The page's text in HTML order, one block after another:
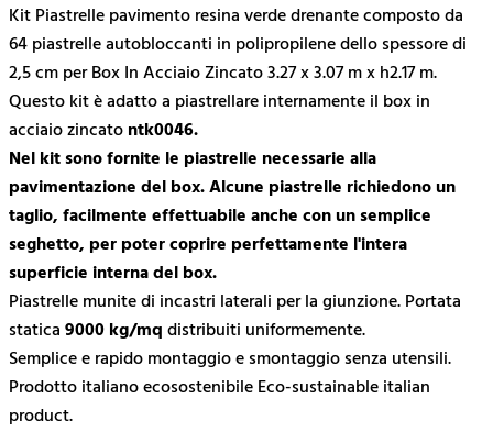
Kit Piastrelle pavimento resina verde drenantecomposto da
64 piastrelle autobloccanti in polipropilene dello spessore di
2,5 cm per Box In Acciaio Zincato 3.27 x 3.07 m x h2.17 m.
Questo kit è adatto a piastrellare internamente il box in
acciaio zincatontk0046.
Nel kit sono fornite le piastrelle necessarie alla
pavimentazione del box. Alcune piastrelle richiedono un
taglio, facilmente effettuabile anche con un semplice
seghetto, per poter coprire perfettamente l'intera
superficie interna del box.
Piastrelle munite di incastri laterali per la giunzione. Portata
statica9000 kg/mqdistribuiti uniformemente.
Semplice e rapido montaggio e smontaggio senza utensili.
Prodotto italiano ecosostenibile Eco-sustainable italian
product.